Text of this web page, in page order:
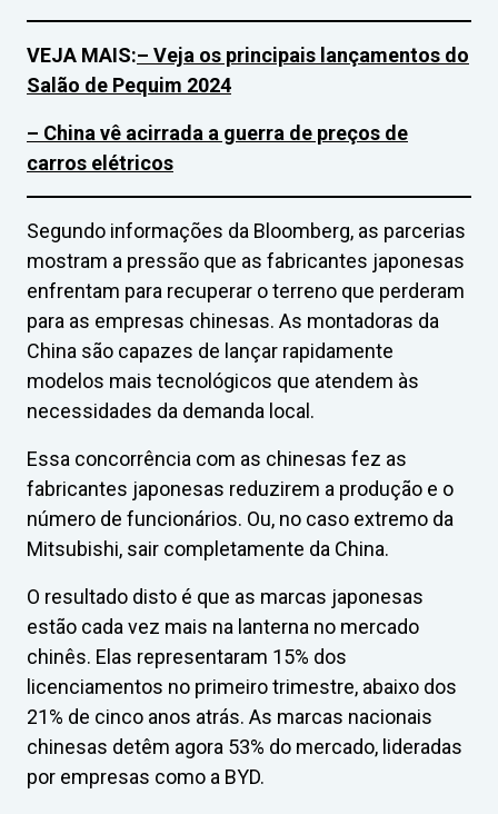
VEJA MAIS:– Veja os principais lançamentos do
Salão de Pequim 2024
– China vê acirrada a guerra de preços de
carros elétricos
Segundo informações da Bloomberg, as parcerias
mostram a pressão que as fabricantes japonesas
enfrentam para recuperar o terreno que perderam
para as empresas chinesas. As montadoras da
China são capazes de lançar rapidamente
modelos mais tecnológicos que atendem às
necessidades da demanda local.
Essa concorrência com as chinesas fez as
fabricantes japonesas reduzirem a produção e o
número de funcionários. Ou, no caso extremo da
Mitsubishi, sair completamente da China.
O resultado disto é que as marcas japonesas
estão cada vez mais na lanterna no mercado
chinês. Elas representaram 15% dos
licenciamentos no primeiro trimestre, abaixo dos
21% de cinco anos atrás. As marcas nacionais
chinesas detêm agora 53% do mercado, lideradas
por empresas como a BYD.